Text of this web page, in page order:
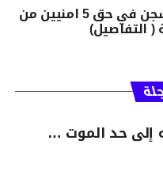
ابطاقة ايداع بالسجن في حق 5 امنيين من
التفاصيل)
إلى حد الموت …